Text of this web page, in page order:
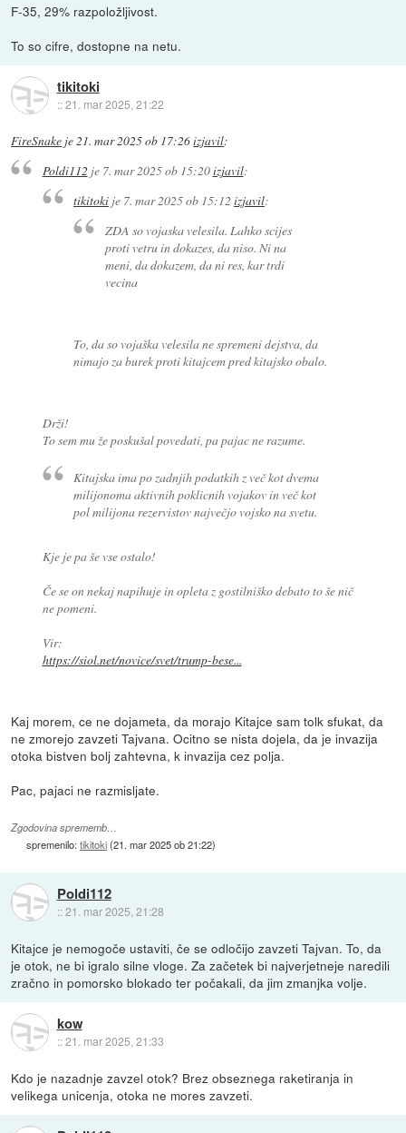
F-35, 29% razpoložljivost.
To so cifre, dostopne na netu.
tikitoki
::21. mar 2025, 21:22
FireSnake je21. mar 2025 ob 17:26izjavil:
Poldi112je 7. mar 2025 ob 15:20izjavil:
tikitoki je 7. mar 2025 ob 15:12izjavil:
ZDA so vojaska velesila. Lahko scijes
proti vetru in dokazes, da niso. Ni na
meni, da dokazem, da ni res, kar trdi
vecina
To, da so vojaška velesila ne spremeni dejstva, da
nimajo za burek proti kitajcem pred kitajsko obalo.
Drži!
To sem mu že poskušal povedati, pa pajac ne razume.
Kitajska ima po zadnjih podatkih z več kot dvema
milijonoma aktivnih poklicnih vojakov in več kot
pol milijona rezervistov največjo vojsko na svetu.
Kje je pa še vse ostalo!
Če se on nekaj napihuje in opleta z gostilniško debato to še nič
ne pomeni.
Vir:
https://siol.net/novice/svet/trump-bese...
Kaj morem, ce ne dojameta, da morajo Kitajce sam tolk sfukat, da
ne zmorejo zavzeti Tajvana. Ocitno se nista dojela, da je invazija
otoka bistven bolj zahtevna, k invazija cez polja.
Pac, pajaci ne razmisljate.
Zgodovina sprememb…
spremenilo:tikitoki(21. mar 2025 ob 21:22)
Poldi112
::21. mar 2025, 21:28
Kitajce je nemogoče ustaviti, če se odločijo zavzeti Tajvan. To, da
je otok, ne bi igralo silne vloge. Za začetek bi najverjetneje naredili
zračno in pomorsko blokado ter počakali, da jim zmanjka volje.
kow
::21. mar 2025, 21:33
Kdo je nazadnje zavzel otok? Brez obseznega raketiranja in
velikega unicenja, otoka ne mores zavzeti.